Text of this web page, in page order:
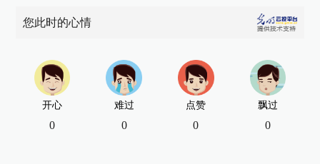
您此时的心情
开心
0
难过
0
点赞
0
飘过
0